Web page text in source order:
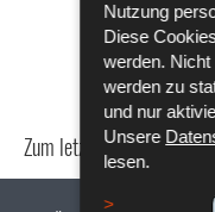
Nutzung
Diese
werden.
werden zu
und nur
Unsere
lesen.
Zum letzten Mal